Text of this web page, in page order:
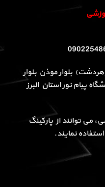
بلوار موذن بلوار
پیام نور استان البرز
می توانند از پارکینگ
نمایند.